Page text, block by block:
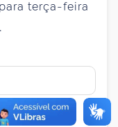
terça-feira